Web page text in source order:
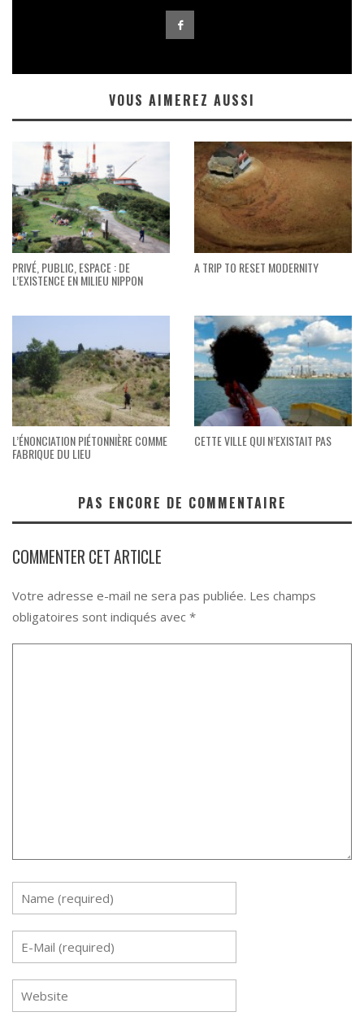
VOUS AIMEREZ AUSSI
PRIVÉ, PUBLIC, ESPACE : DE
L’EXISTENCE EN MILIEU NIPPON
A TRIP TO RESET MODERNITY
L’ÉNONCIATION PIÉTONNIÈRE COMME
FABRIQUE DU LIEU
CETTE VILLE QUI N’EXISTAIT PAS
PAS ENCORE DE COMMENTAIRE
COMMENTER CET ARTICLE
Votre adresse e-mail ne sera pas publiée. Les champs
obligatoires sont indiqués avec *